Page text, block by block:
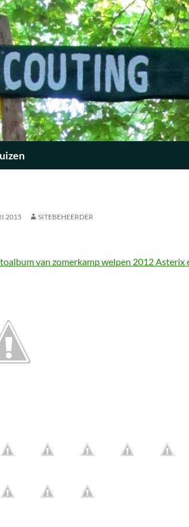
2015 SITEBEHEERDER
van zomerkamp welpen 2012 Asterix